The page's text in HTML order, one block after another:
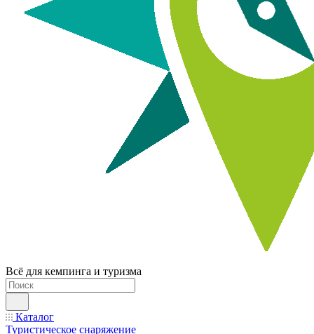
Всё для кемпинга и туризма
Каталог
Туристическое снаряжение